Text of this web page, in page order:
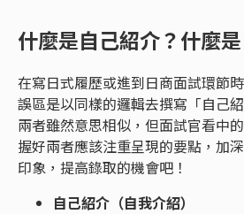
什麼是自己紹介？什麼
在寫日式履歷或進到日商面試環節
誤區是以同樣的邏輯去撰寫「自己
兩者雖然意思相似，但面試官看中
握好兩者應該注重呈現的要點，加
印象，提高錄取的機會吧！
自己紹介（自我介紹）